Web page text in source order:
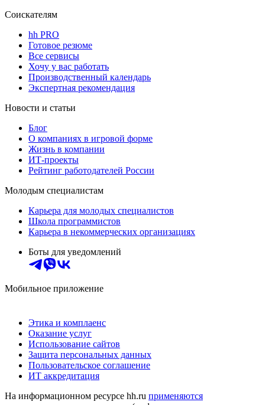
Соискателям
hh PRO
Готовое резюме
Все сервисы
Хочу у вас работать
Производственный календарь
Экспертная рекомендация
Новости и статьи
Блог
О компаниях в игровой форме
Жизнь в компании
ИТ-проекты
Рейтинг работодателей России
Молодым специалистам
Карьера для молодых специалистов
Школа программистов
Карьера в некоммерческих организациях
Боты для уведомлений
Мобильное приложение
Этика и комплаенс
Оказание услуг
Использование сайтов
Защита персональных данных
Пользовательское соглашение
ИТ аккредитация
На информационном ресурсе hh.ru применяются